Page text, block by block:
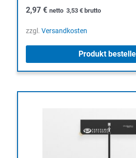
2,97 € netto 3,53 € brutto
zzgl. Versandkosten
Produkt